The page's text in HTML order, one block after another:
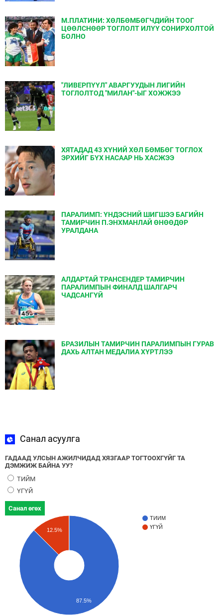
М.ПЛАТИНИ: ХӨЛБӨМБӨГЧДИЙН ТООГ
ЦӨӨЛСНӨӨР ТОГЛОЛТ ИЛҮҮ СОНИРХОЛТОЙ
БОЛНО
"ЛИВЕРПҮҮЛ" АВАРГУУДЫН ЛИГИЙН
ТОГЛОЛТОД "МИЛАН"-ЫГ ХОЖЖЭЭ
ХЯТАДАД 43 ХҮНИЙ ХӨЛ БӨМБӨГ ТОГЛОХ
ЭРХИЙГ БҮХ НАСААР НЬ ХАСЖЭЭ
ПАРАЛИМП: ҮНДЭСНИЙ ШИГШЭЭ БАГИЙН
ТАМИРЧИН П.ЭНХМАНЛАЙ ӨНӨӨДӨР
УРАЛДАНА
АЛДАРТАЙ ТРАНСЕНДЕР ТАМИРЧИН
ПАРАЛИМПЫН ФИНАЛД ШАЛГАРЧ
ЧАДСАНГҮЙ
БРАЗИЛЫН ТАМИРЧИН ПАРАЛИМПЫН ГУРАВ
ДАХЬ АЛТАН МЕДАЛИА ХҮРТЛЭЭ
Санал асуулга
ГАДААД УЛСЫН АЖИЛЧИДАД ХЯЗГААР ТОГТООХГҮЙГ ТА
ДЭМЖИЖ БАЙНА УУ?
ТИЙМ
ҮГҮЙ
Санал өгөх
ТИЙМ
ҮГҮЙ
12.5%
87.5%